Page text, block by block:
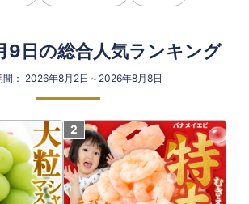
日の総合人気ランキング
間： 2026年8月2日～2026年8月8日